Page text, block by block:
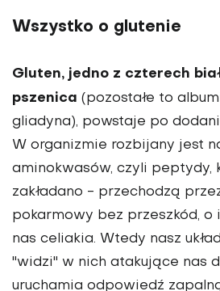
Wszystko o glutenie
Gluten, jedno z czterech
pszenica (pozostałe to
gliadyna), powstaje po
W organizmie rozbijany jest
aminokwasów, czyli peptydy,
zakładano - przechodzą
pokarmowy bez przeszkód, o
nas celiakia. Wtedy nasz
"widzi" w nich atakujące nas
uruchamia odpowiedź